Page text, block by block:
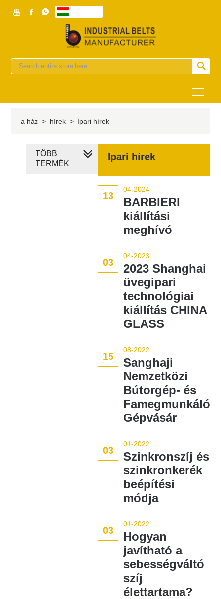
  

a ház > hírek > Ipari hírek
Ipari hírek
13
04-2024
BARBIERI
kiállítási
meghívó
03
04-2023
2023 Shanghai
üvegipari
technológiai
kiállítás CHINA
GLASS
15
08-2022
Sanghaji
Nemzetközi
Bútorgép- és
Famegmunkáló
Gépvásár
03
01-2022
Szinkronszíj és
szinkronkerék
beépítési
módja
03
01-2022
Hogyan
javítható a
sebességváltó
szíj
élettartama?
TÖBB
TERMÉK